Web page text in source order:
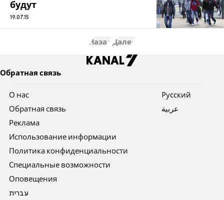
будут
19.07.15
Назад Далее
Обратная связь
О нас
Обратная связь
Реклама
Использование информации
Политика конфиденциальности
Специальные возможности
Оповещения
עברית
Pусский
عربية